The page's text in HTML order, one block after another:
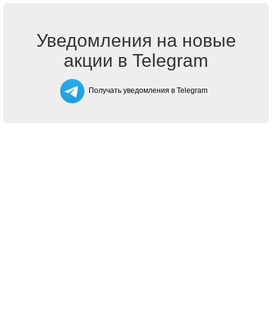
Уведомления на новые
акции в Telegram
Получать уведомления в Telegram